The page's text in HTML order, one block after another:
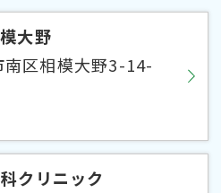
大野
区相模大野3-14-
クリニック